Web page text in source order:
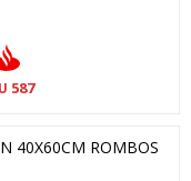
587
40X60CM ROMBOS